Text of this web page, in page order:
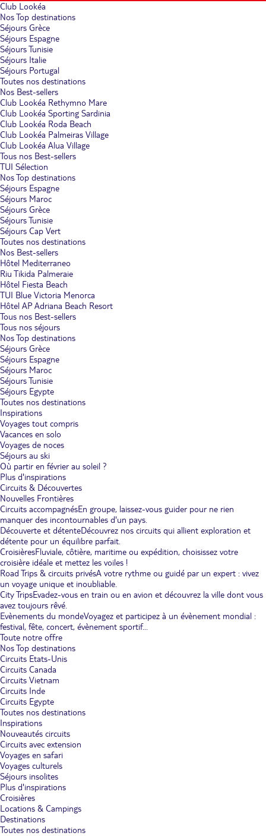
Club Lookéa
Nos Top destinations
Séjours Grèce
Séjours Espagne
Séjours Tunisie
Séjours Italie
Séjours Portugal
Toutes nos destinations
Nos Best-sellers
Club Lookéa Rethymno Mare
Club Lookéa Sporting Sardinia
Club Lookéa Roda Beach
Club Lookéa Palmeiras Village
Club Lookéa Alua Village
Tous nos Best-sellers
TUI Sélection
Nos Top destinations
Séjours Espagne
Séjours Maroc
Séjours Grèce
Séjours Tunisie
Séjours Cap Vert
Toutes nos destinations
Nos Best-sellers
Hôtel Mediterraneo
Riu Tikida Palmeraie
Hôtel Fiesta Beach
TUI Blue Victoria Menorca
Hôtel AP Adriana Beach Resort
Tous nos Best-sellers
Tous nos séjours
Nos Top destinations
Séjours Grèce
Séjours Espagne
Séjours Maroc
Séjours Tunisie
Séjours Egypte
Toutes nos destinations
Inspirations
Voyages tout compris
Vacances en solo
Voyages de noces
Séjours au ski
Où partir en février au soleil ?
Plus d'inspirations
Circuits & Découvertes
Nouvelles Frontières
Circuits accompagnésEn groupe, laissez-vous guider pour ne rien
manquer des incontournables d'un pays.
Découverte et détenteDécouvrez nos circuits qui allient exploration et
détente pour un équilibre parfait.
CroisièresFluviale, côtière, maritime ou expédition, choisissez votre
croisière idéale et mettez les voiles !
Road Trips & circuits privésA votre rythme ou guidé par un expert : vivez
un voyage unique et inoubliable.
City TripsEvadez-vous en train ou en avion et découvrez la ville dont vous
avez toujours rêvé.
Evènements du mondeVoyagez et participez à un évènement mondial :
festival, fête, concert, évènement sportif...
Toute notre offre
Nos Top destinations
Circuits Etats-Unis
Circuits Canada
Circuits Vietnam
Circuits Inde
Circuits Egypte
Toutes nos destinations
Inspirations
Nouveautés circuits
Circuits avec extension
Voyages en safari
Voyages culturels
Séjours insolites
Plus d'inspirations
Croisières
Locations & Campings
Destinations
Toutes nos destinations